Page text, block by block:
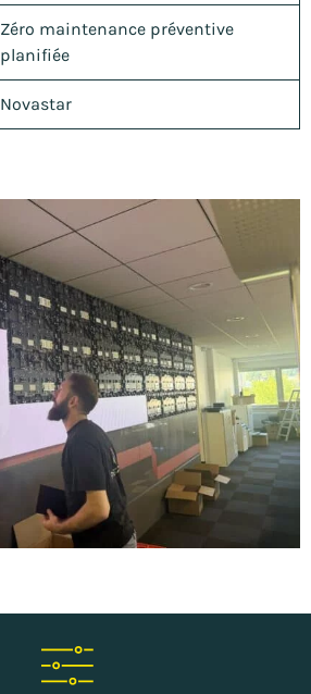
Zéro maintenance préventive
planifiée
Novastar